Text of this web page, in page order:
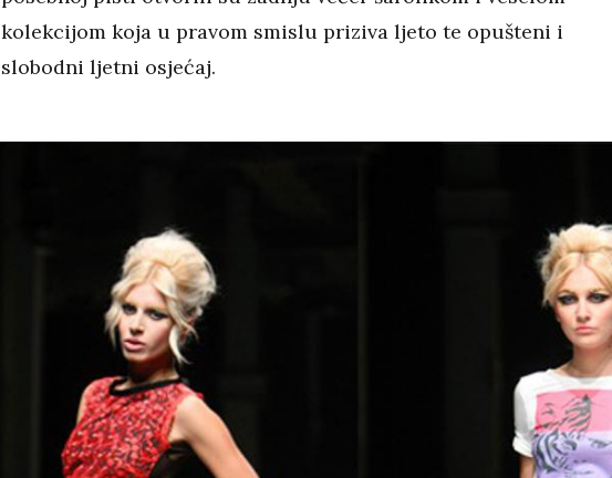
kolekcijom koja u pravom smislu priziva ljeto te opušteni i
slobodni ljetni osjećaj.